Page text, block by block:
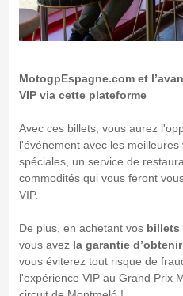
MotogpEspagne.com et
VIP via cette plateforme
Avec ces billets, vous aurez
l'événement avec les
spéciales, un service de
commodités qui vous feront
VIP.
De plus, en achetant vos billets
vous avez la garantie
vous éviterez tout risque de
l'expérience VIP au Grand Prix